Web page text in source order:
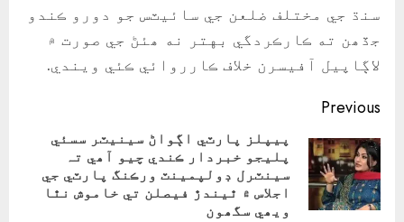
سنڌ جي مختلف ضلعن جي سائيٽس جو دورو ڪندو
جڏھن ته ڪارڪردگي بهتر نه ھئڻ جي صورت ۾
لاڳاپيل آفيسرن خلاف ڪارروائي ڪئي ويندي.
Continue
Reading
Previous
پيپلز پارٽي اڳواڻ سينيٽر سسئي
پليجو خبردار ڪندي چيو آھي تہ
سينٽرل ڊولپمينٽ ورڪنگ پارٽي جي
اجلاس ۾ ٿيندڙ فيصلن تي خاموش نٿا
ويھي سگھون